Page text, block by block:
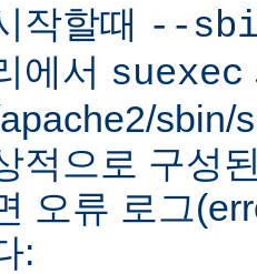
작할때 --
에서 suexec
sbin/
적으로 구성
오류 로그
: